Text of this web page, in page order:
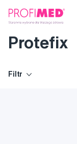
Protefix
Filtr